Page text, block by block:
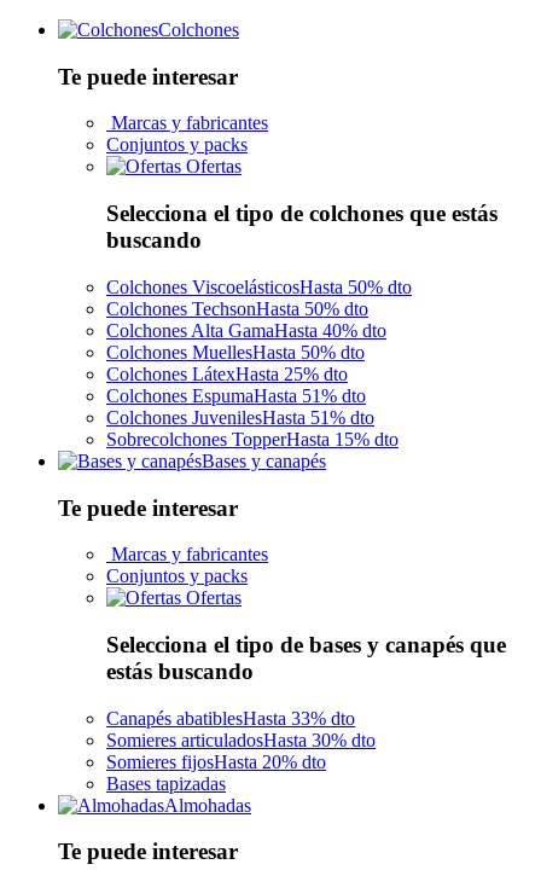
Colchones
Te puede interesar
Marcas y fabricantes
Conjuntos y packs
Ofertas
Selecciona el tipo de colchones que estás
buscando
Colchones ViscoelásticosHasta 50% dto
Colchones TechsonHasta 50% dto
Colchones Alta GamaHasta 40% dto
Colchones MuellesHasta 50% dto
Colchones LátexHasta 25% dto
Colchones EspumaHasta 51% dto
Colchones JuvenilesHasta 51% dto
Sobrecolchones TopperHasta 15% dto
Bases y canapés
Te puede interesar
Marcas y fabricantes
Conjuntos y packs
Ofertas
Selecciona el tipo de bases y canapés que
estás buscando
Canapés abatiblesHasta 33% dto
Somieres articuladosHasta 30% dto
Somieres fijosHasta 20% dto
Bases tapizadas
Almohadas
Te puede interesar